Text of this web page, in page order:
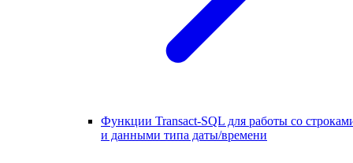
Функции Transact-SQL для работы со
и данными типа даты/времени